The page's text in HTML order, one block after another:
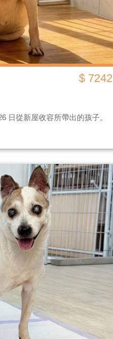
$ 7242
日從新屋收容所帶出的孩子。